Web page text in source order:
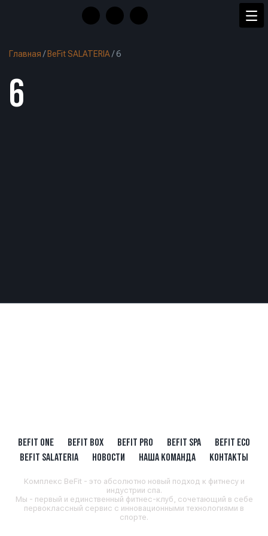
Главная / BeFit SALATERIA/6
6
BEFIT ONE BEFIT BOX BEFIT PRO BEFIT SPA
BEFIT ECO
BEFIT SALATERIA
НОВОСТИ НАША КОМАНДА КОНТАКТЫ
Комплекс BeFit - это абсолютно новый подход к фитнесу и
индустрии спа.
Мы - первый и единственный фитнес-клуб, сочетающий в себе
первоклассный сервис с инновационными технологиями в
спорте.